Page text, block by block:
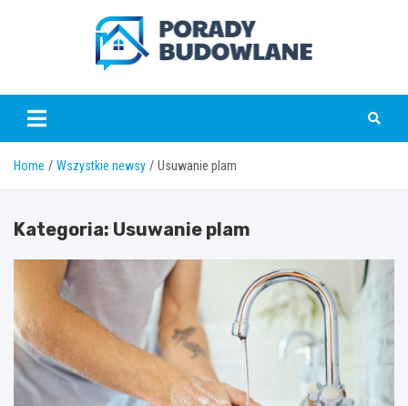
poradybudowlane.pl
Home Wszystkie newsy Usuwanie plam
Kategoria: Usuwanie plam